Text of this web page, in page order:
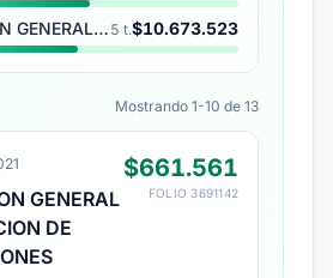
DIRECCION GENERAL DE PROMOCION DE EXPORTACIONES 5 t.$10.673.523
Mostrando 1-10 de 13
GENERAL
DE
$661.561
FOLIO 3691142